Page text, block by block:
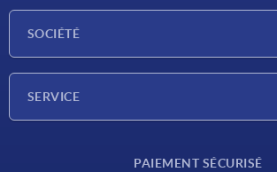
SOCIÉTÉ
SERVICE
PAIEMENT SÉCURISÉ